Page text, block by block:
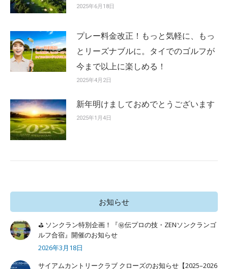
2025年6月18日
プレー料金改正！もっと気軽に、もっ
とリーズナブルに。タイでのゴルフが
今まで以上に楽しめる！
2025年4月2日
新年明けましておめでとうございます
2025年1月4日
お知らせ
⛳ ソンクラン特別企画！『㊙️伝プロの技・ZENソンクランゴ
ルフ合宿』開催のお知らせ
2026年3月18日
サイアムカントリークラブ クローズのお知らせ【2025–2026